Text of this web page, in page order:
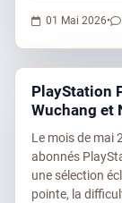
01 Mai 2026•0
ACTUALITÉS
PlayStation
Wuchang et
Le mois de mai
abonnés
une sélection
pointe, la